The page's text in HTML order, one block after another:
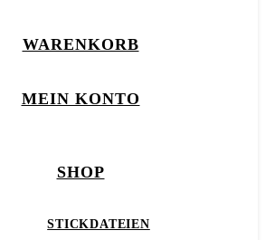
WARENKORB
MEIN KONTO
SHOP
STICKDATEIEN